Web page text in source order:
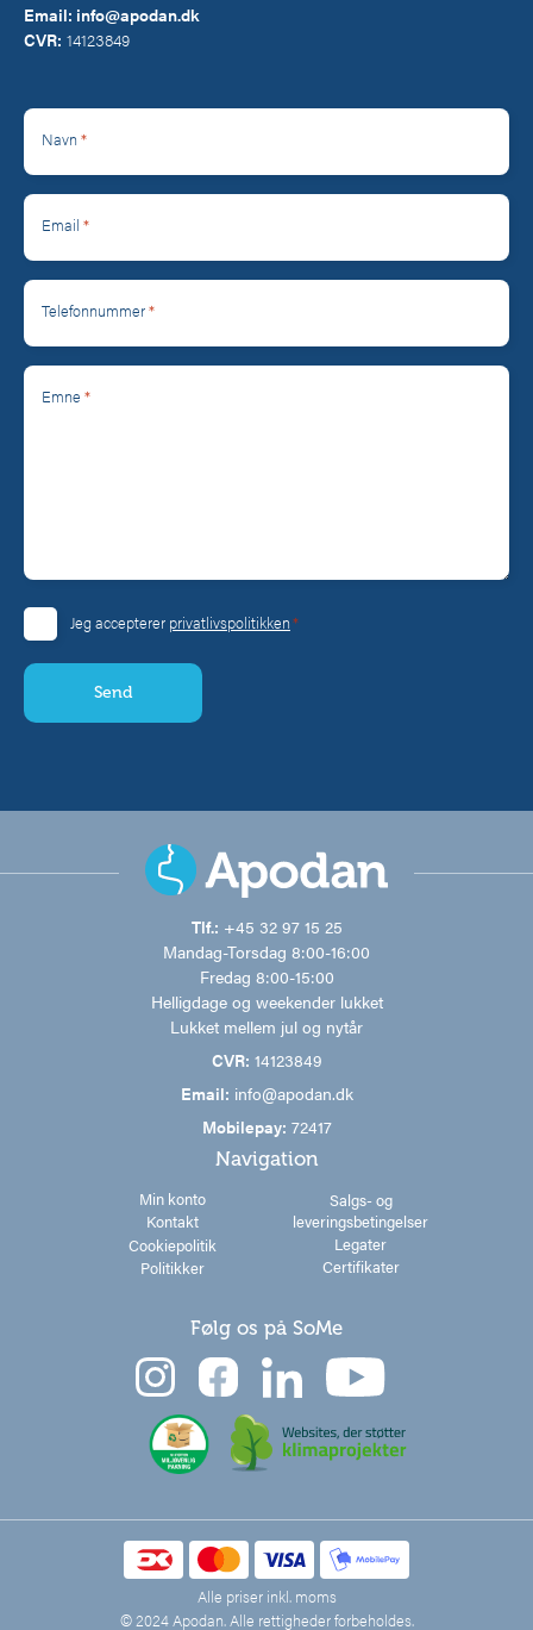
Email: info@apodan.dk
CVR: 14123849
Navn *
Email *
Telefonnummer*
Emne *
Consent
Jeg accepterer privatlivspolitikken*
Tlf.: +45 32 97 15 25
Mandag-Torsdag 8:00-16:00
Fredag 8:00-15:00
Helligdage og weekender lukket
Lukket mellem jul og nytår
CVR: 14123849
Email: info@apodan.dk
Mobilepay: 72417
Navigation
Min konto
Kontakt
Cookiepolitik
Politikker
Salgs- og
leveringsbetingelser
Legater
Certifikater
Følg os på SoMe
© 2024 Apodan. Alle rettigheder forbeholdes.
Alle priser inkl. moms